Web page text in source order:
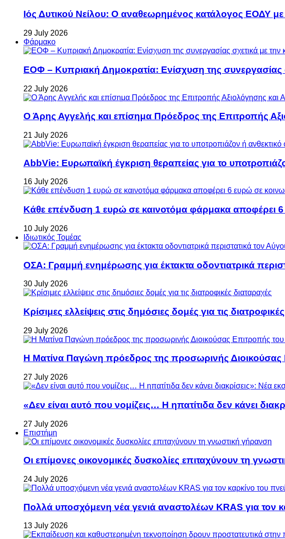
Ιός Δυτικού Νείλου: Ο αναθεωρημένος κατάλογος ΕΟΔΥ με
29 July 2026
Φάρμακο
ΕΟΦ – Κυπριακή Δημοκρατία: Ενίσχυση της
22 July 2026
Ο Άρης Αγγελής και επίσημα Πρόεδρος της Επιτροπής
21 July 2026
AbbVie: Ευρωπαϊκή έγκριση θεραπείας για το
16 July 2026
Κάθε επένδυση 1 ευρώ σε καινοτόμα φάρμακα αποφέρει 6
10 July 2026
Ιδιωτικός Τομέας
ΟΣΑ: Γραμμή ενημέρωσης για έκτακτα οδοντιατρικά
30 July 2026
Κρίσιμες ελλείψεις στις δημόσιες δομές για τις
29 July 2026
Η Ματίνα Παγώνη πρόεδρος της προσωρινής Διοικούσας
27 July 2026
«Δεν είναι αυτό που νομίζεις… Η ηπατίτιδα δεν κάνει
27 July 2026
Επιστήμη
Οι επίμονες οικονομικές δυσκολίες επιταχύνουν τη
24 July 2026
Πολλά υποσχόμενη νέα γενιά αναστολέων KRAS για τον
13 July 2026